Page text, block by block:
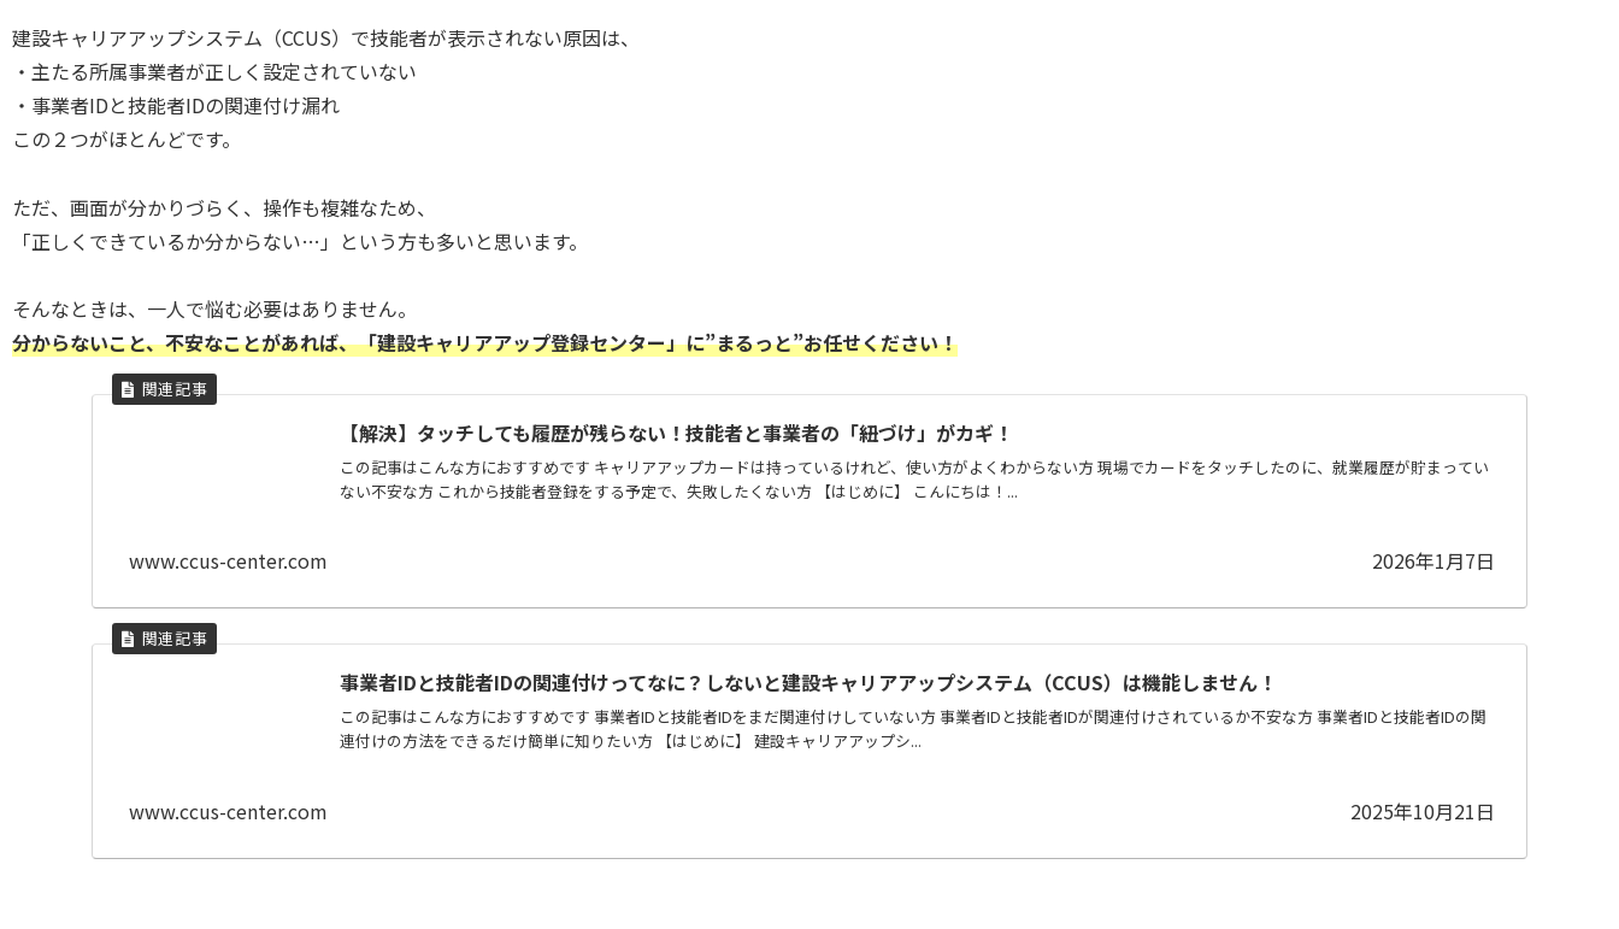
建設キャリアアップシステム（CCUS）で技能者が表示されない原因は、
・主たる所属事業者が正しく設定されていない
・事業者IDと技能者IDの関連付け漏れ
この２つがほとんどです。
ただ、画面が分かりづらく、操作も複雑なため、
「正しくできているか分からない…」という方も多いと思います。
そんなときは、一人で悩む必要はありません。
分からないこと、不安なことがあれば、「建設キャリアアップ登録センター」に”まるっと”お任せください！
【解決】タッチしても履歴が残らない！技能者と事業者の「紐づけ」がカギ！
この記事はこんな方におすすめです キャリアアップカードは持っているけれど、使い方がよくわからない方 現場でカードをタッチしたのに、就業履歴が貯まってい
ない不安な方 これから技能者登録をする予定で、失敗したくない方 【はじめに】 こんにちは！...
www.ccus-center.com 2026年1月7日
事業者IDと技能者IDの関連付けってなに？しないと建設キャリアアップシステム（CCUS）は機能しません！
この記事はこんな方におすすめです 事業者IDと技能者IDをまだ関連付けしていない方 事業者IDと技能者IDが関連付けされているか不安な方 事業者IDと技能者IDの関
連付けの方法をできるだけ簡単に知りたい方 【はじめに】 建設キャリアアップシ...
www.ccus-center.com 2025年10月21日